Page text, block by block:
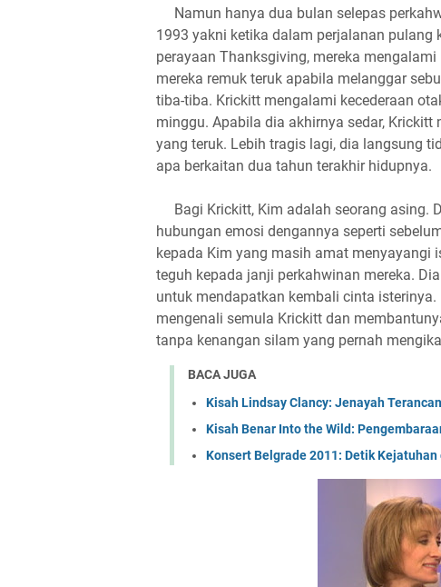
Namun hanya dua bulan selepas
1993 yakni ketika dalam perjalanan
perayaan Thanksgiving, mereka
mereka remuk teruk apabila melanggar
tiba-tiba. Krickitt mengalami kecederaan
minggu. Apabila dia akhirnya sedar,
yang teruk. Lebih tragis lagi, dia langsung
apa berkaitan dua tahun terakhir hidupnya.
Bagi Krickitt, Kim adalah seorang asing.
hubungan emosi dengannya seperti
kepada Kim yang masih amat menyayangi
teguh kepada janji perkahwinan mereka.
untuk mendapatkan kembali cinta
mengenali semula Krickitt dan
tanpa kenangan silam yang pernah
BACA JUGA
Kisah Lindsay Clancy: Jenayah
Kisah Benar Into the Wild:
Konsert Belgrade 2011: Detik